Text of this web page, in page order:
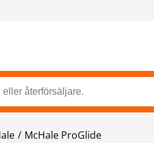
McHale ProGlide